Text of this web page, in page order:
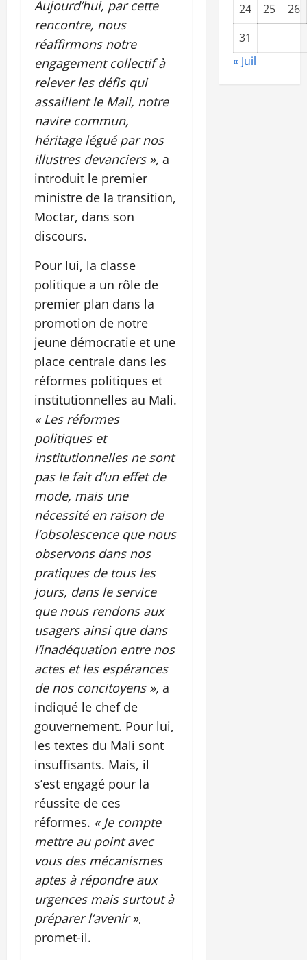
Aujourd’hui, par cette
rencontre, nous
réaffirmons notre
engagement collectif à
relever les défis qui
assaillent le Mali, notre
navire commun,
héritage légué par nos
illustres devanciers », a
introduit le premier
ministre de la transition,
Moctar, dans son
discours.
Pour lui, la classe
politique a un rôle de
premier plan dans la
promotion de notre
jeune démocratie et une
place centrale dans les
réformes politiques et
institutionnelles au Mali.
« Les réformes
politiques et
institutionnelles ne sont
pas le fait d’un effet de
mode, mais une
nécessité en raison de
l’obsolescence que nous
observons dans nos
pratiques de tous les
jours, dans le service
que nous rendons aux
usagers ainsi que dans
l’inadéquation entre nos
actes et les espérances
de nos concitoyens », a
indiqué le chef de
gouvernement. Pour lui,
les textes du Mali sont
insuffisants. Mais, il
s’est engagé pour la
réussite de ces
réformes. « Je compte
mettre au point avec
vous des mécanismes
aptes à répondre aux
urgences mais surtout à
préparer l’avenir »,
promet-il.
24
25
26
31
« Juil